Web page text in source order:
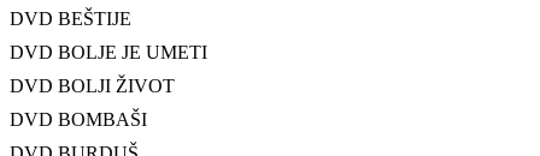
DVD BEŠTIJE
DVD BOLJE JE UMETI
DVD BOLJI ŽIVOT
DVD BOMBAŠI